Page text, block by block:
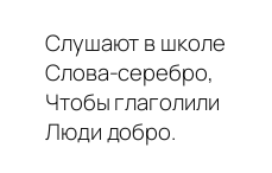
Слушают в школе
Слова-серебро,
Чтобы глаголили
Люди добро.